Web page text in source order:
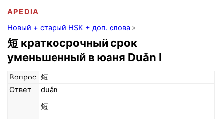
APEDIA
Новый + старый HSK + доп. слова
短 краткосрочный срок
уменьшенный в юаня Duǎn I
Вопрос 短
Ответ
duǎn
短